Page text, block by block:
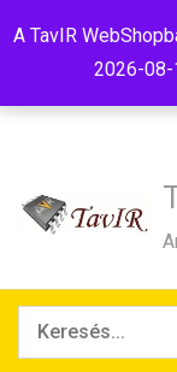
A TavIR
2026-